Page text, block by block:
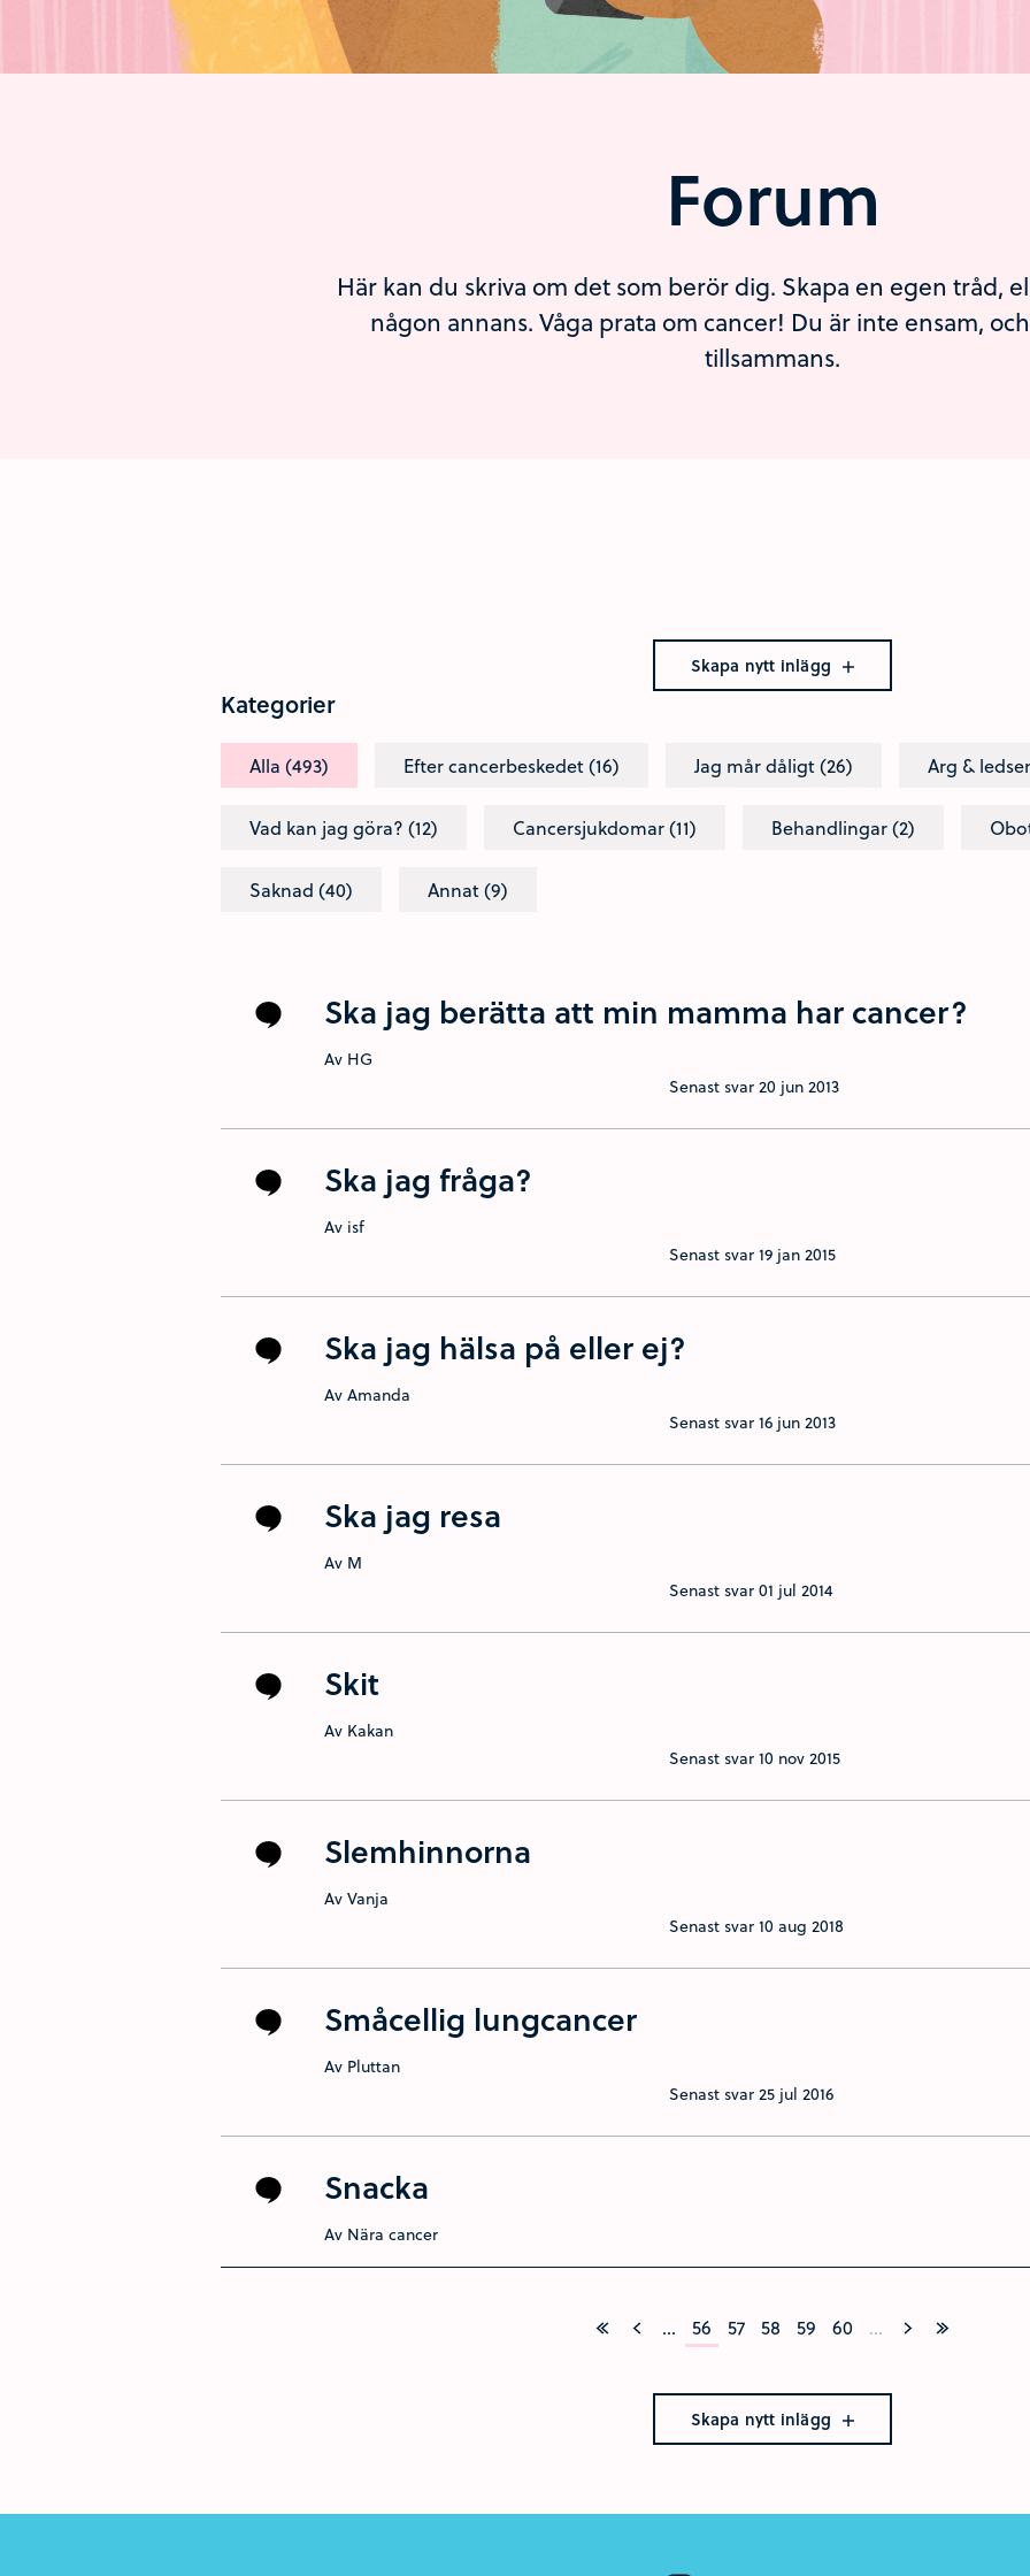
Forum
Här kan du skriva om det som berör dig. Skapa en egen tråd,
någon annans. Våga prata om cancer! Du är inte ensam,
tillsammans.
Skapa nytt inlägg
Kategorier
Alla (493) Efter cancerbeskedet (16) Jag mår dåligt (26) Arg &
Vad kan jag göra? (12) Cancersjukdomar (11) Behandlingar (2)
Saknad (40) Annat (9)
Ska jag berätta att min mamma har cancer?
Av HG
Senast svar20 jun 2013
Ska jag fråga?
Av isf
Senast svar19 jan 2015
Ska jag hälsa på eller ej?
Av Amanda
Senast svar16 jun 2013
Ska jag resa
Av M
Senast svar01 jul 2014
Skit
Av Kakan
Senast svar10 nov 2015
Slemhinnorna
Av Vanja
Senast svar10 aug 2018
Småcellig lungcancer
Av Pluttan
Senast svar25 jul 2016
Snacka
Av Nära cancer
... 56 57 58 59 60 ...
Skapa nytt inlägg